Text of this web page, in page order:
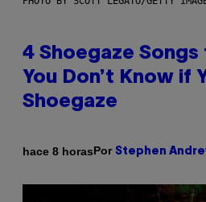
4 Shoegaze
You Don’t Know if
Shoegaze
hace 8 horasPor Stephen